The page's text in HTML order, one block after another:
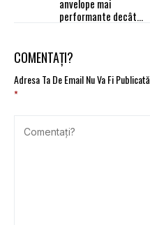
anvelope mai
performante decât
COMENTAȚI?
Adresa Ta De Email Nu Va Fi Publicată.
*